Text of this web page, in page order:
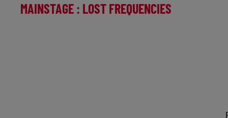
MAINSTAGE : LOST FREQUENCIES